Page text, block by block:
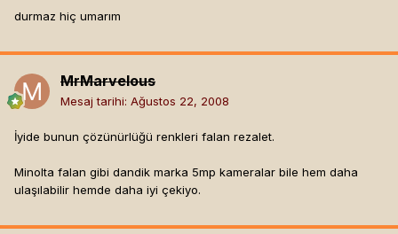
durmaz hiç umarım
MrMarvelous
Mesaj tarihi: Ağustos 22, 2008
İyide bunun çözünürlüğü renkleri falan rezalet.
Minolta falan gibi dandik marka 5mp kameralar bile hem daha
ulaşılabilir hemde daha iyi çekiyo.